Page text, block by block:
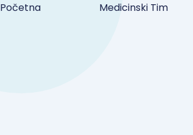
Početna Medicinski Tim